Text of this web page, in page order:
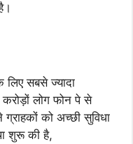
सबसे ज्यादा
लोग फोन पे से
को अच्छी सुविधा
शुरू की है,